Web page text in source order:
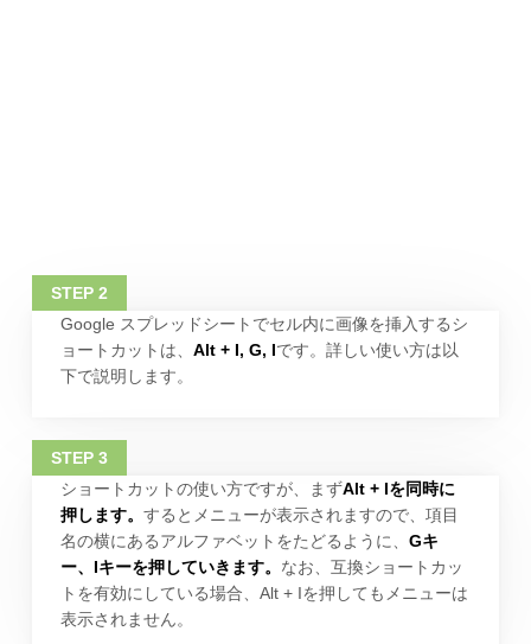
Google スプレッドシートでセル内に画像を挿入するシ
ョートカットは、 Alt + I, G, Iです。詳しい使い方は以
下で説明します。
ショートカットの使い方ですが、まずAlt + Iを同時に
押します。 するとメニューが表示されますので、項目
名の横にあるアルファベットをたどるように、 Gキ
ー、Iキーを押していきます。 なお、互換ショートカッ
トを有効にしている場合、Alt + Iを押してもメニューは
表示されません。